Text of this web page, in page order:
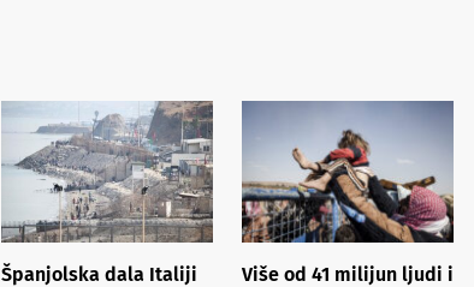
Španjolska dala Italiji
Više od 41 milijun ljudi i